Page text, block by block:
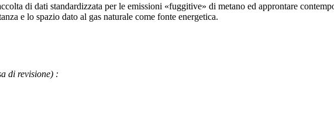
di dati standardizzata per le emissioni «fuggitive» di metano ed approntare
e lo spazio dato al gas naturale come fonte energetica.
di revisione) :